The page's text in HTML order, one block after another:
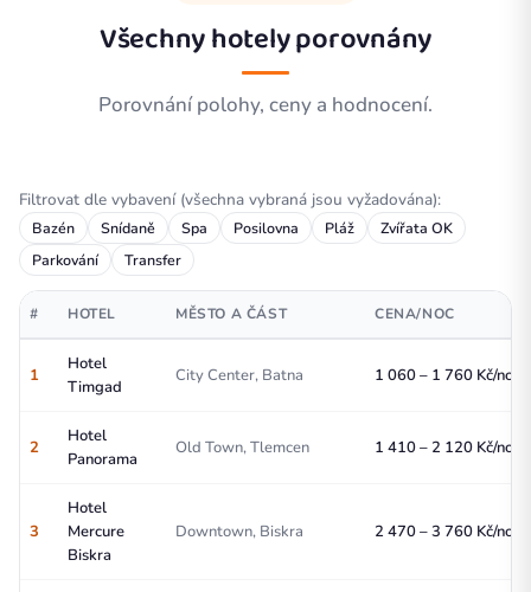
Všechny hotely porovnány
Porovnání polohy, ceny a hodnocení.
Filtrovat dle vybavení (všechna vybraná jsou vyžadována):
Bazén Snídaně Spa Posilovna Pláž
Zvířata OK
Parkování
Transfer
# HOTEL MĚSTO A ČÁST CENA/NOC
1
Hotel
Timgad
City Center, Batna 1 060 – 1 760 Kč/noc
2
Hotel
Panorama
Old Town, Tlemcen 1 410 – 2 120 Kč/noc
3
Hotel
Mercure
Biskra
Downtown, Biskra 2 470 – 3 760 Kč/noc